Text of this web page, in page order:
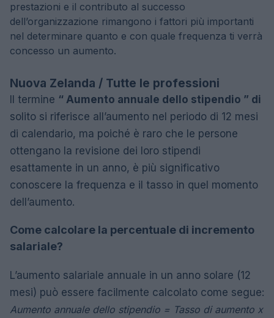
prestazioni e il contributo al successo
dell’organizzazione rimangono i fattori più importanti
nel determinare quanto e con quale frequenza ti verrà
concesso un aumento.
Nuova Zelanda / Tutte le professioni
Il termine “ Aumento annuale dello stipendio ” di
solito si riferisce all’aumento nel periodo di 12 mesi
di calendario, ma poiché è raro che le persone
ottengano la revisione dei loro stipendi
esattamente in un anno, è più significativo
conoscere la frequenza e il tasso in quel momento
dell’aumento.
Come calcolare la percentuale di incremento
salariale?
L’aumento salariale annuale in un anno solare (12
mesi) può essere facilmente calcolato come segue:
Aumento annuale dello stipendio = Tasso di aumento x